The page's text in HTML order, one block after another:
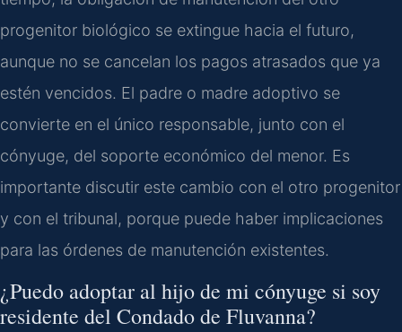
progenitor biológico se extingue hacia el futuro,
aunque no se cancelan los pagos atrasados que ya
estén vencidos. El padre o madre adoptivo se
convierte en el único responsable, junto con el
cónyuge, del soporte económico del menor. Es
importante discutir este cambio con el otro progenitor
y con el tribunal, porque puede haber implicaciones
para las órdenes de manutención existentes.
¿Puedo adoptar al hijo de mi cónyuge si soy
residente del Condado de Fluvanna?